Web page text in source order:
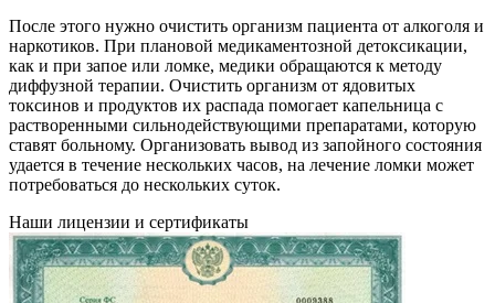
После этого нужно очистить организм пациента от алкоголя и
наркотиков. При плановой медикаментозной детоксикации,
как и при запое или ломке, медики обращаются к методу
диффузной терапии. Очистить организм от ядовитых
токсинов и продуктов их распада помогает капельница с
растворенными сильнодействующими препаратами, которую
ставят больному. Организовать вывод из запойного состояния
удается в течение нескольких часов, на лечение ломки может
потребоваться до нескольких суток.
Наши лицензии и сертификаты